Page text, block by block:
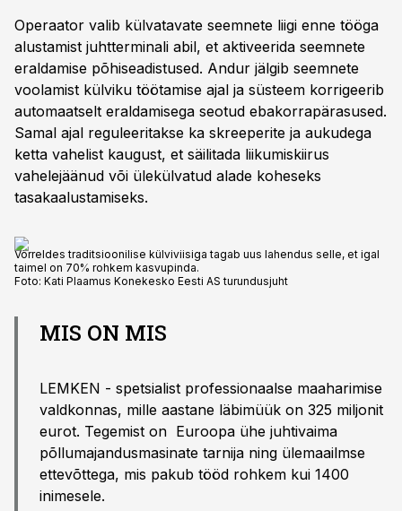
Operaator valib külvatavate seemnete liigi enne tööga
alustamist juhtterminali abil, et aktiveerida seemnete
eraldamise põhiseadistused. Andur jälgib seemnete
voolamist külviku töötamise ajal ja süsteem korrigeerib
automaatselt eraldamisega seotud ebakorrapärasused.
Samal ajal reguleeritakse ka skreeperite ja aukudega
ketta vahelist kaugust, et säilitada liikumiskiirus
vahelejäänud või ülekülvatud alade koheseks
tasakaalustamiseks.
Võrreldes traditsioonilise külviviisiga tagab uus lahendus selle, et igal
taimel on 70% rohkem kasvupinda.
Foto: Kati Plaamus Konekesko Eesti AS turundusjuht
MIS ON MIS
LEMKEN - spetsialist professionaalse maaharimise
valdkonnas, mille aastane läbimüük on 325 miljonit
eurot. Tegemist on Euroopa ühe juhtivaima
põllumajandusmasinate tarnija ning ülemaailmse
ettevõttega, mis pakub tööd rohkem kui 1400
inimesele.